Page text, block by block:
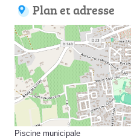
Plan et adresse
Piscine municipale